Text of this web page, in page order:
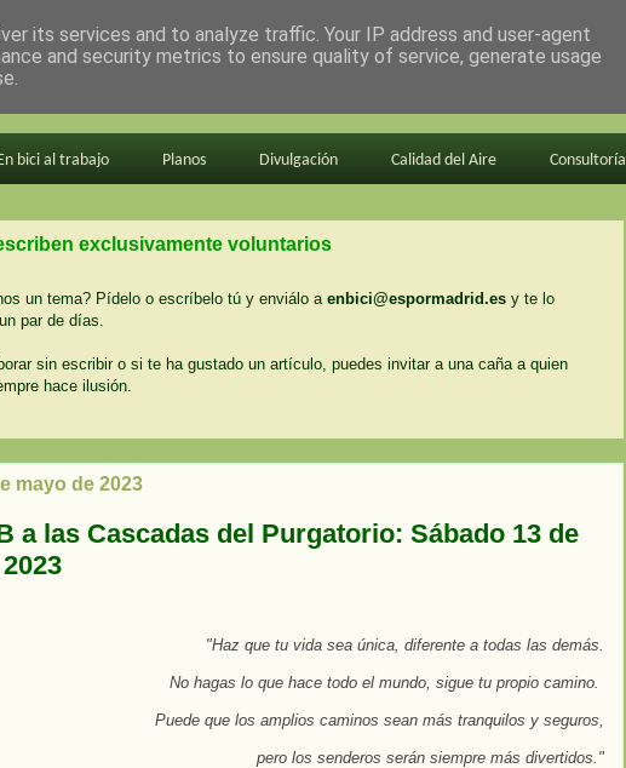
bici al trabajo Planos Divulgación Calidad del Aire Consultoría
exclusivamente voluntarios
un tema? Pídelo o escríbelo tú y enviálo a enbici@espormadrid.es y te lo
par de días.
sin escribir o si te ha gustado un artículo, puedes invitar a una caña a quien
hace ilusión.
mayo de 2023
a las Cascadas del Purgatorio: Sábado 13 de
"Haz que tu vida sea única, diferente a todas las demás.
No hagas lo que hace todo el mundo, sigue tu propio camino.
Puede que los amplios caminos sean más tranquilos y seguros,
pero los senderos serán siempre más divertidos."
its services and to analyze traffic. Your IP address and user-agent
and security metrics to ensure quality of service, generate usage